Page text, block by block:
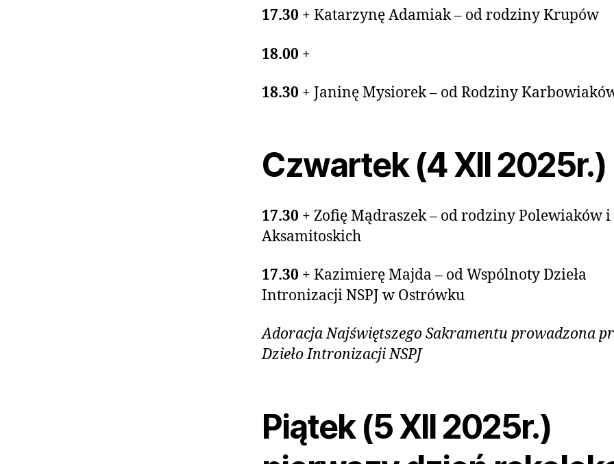
17.30 + Katarzynę Adamiak – od rodziny Krupów
18.00 +
18.30 + Janinę Mysiorek – od Rodziny
Czwartek (4 XII 2025r.)
17.30 + Zofię Mądraszek – od rodziny Polewiaków i
Aksamitoskich
17.30 + Kazimierę Majda – od Wspólnoty Dzieła
Intronizacji NSPJ w Ostrówku
Adoracja Najświętszego Sakramentu prowadzona
Dzieło Intronizacji NSPJ
Piątek (5 XII 2025r.)